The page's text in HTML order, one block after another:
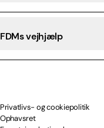
FDMs vejhjælp
Privatlivs- og cookiepolitik
Ophavsret